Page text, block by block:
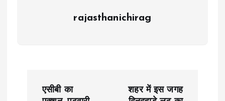
rajasthanichirag
एसीबी का
शहर में इस जगह